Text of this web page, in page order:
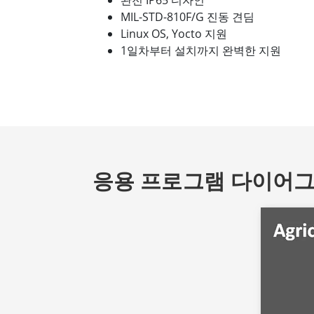
MIL-STD-810F/G 진동 견딤
Linux OS, Yocto 지원
1일차부터 설치까지 완벽한 지원
응용 프로그램 다이어